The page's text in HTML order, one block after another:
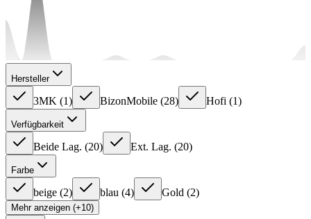
Hersteller
3MK (1) BizonMobile (28) Hofi (1)
Verfügbarkeit
Beide Lag. (20) Ext. Lag. (20)
Farbe
beige (2) blau (4) Gold (2)
Mehr anzeigen (+10)